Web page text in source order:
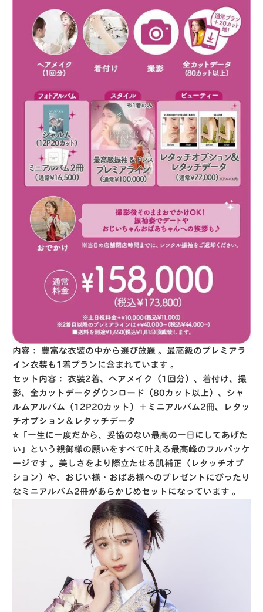
内容： 豊富な衣装の中から選び放題 。最高級のプレミアラ
イン衣装も1着プランに含まれています 。
セット内容：
衣装2着、ヘアメイク（1回分）、着付け、撮
影、全カットデータダウンロード（80カット以上）、シャ
ルムアルバム（12P20カット）＋ミニアルバム2冊、レタッ
チオプション＆レタッチデータ
⭐️「一生に一度だから、妥協のない最高の一日にしてあげた
い」という親御様の願いをすべて叶える最高峰のフルパッケ
ージです 。美しさをより際立たせる肌補正（レタッチオプ
ション）や、おじい様・おばあ様へのプレゼントにぴったり
なミニアルバム2冊があらかじめセットになっています 。